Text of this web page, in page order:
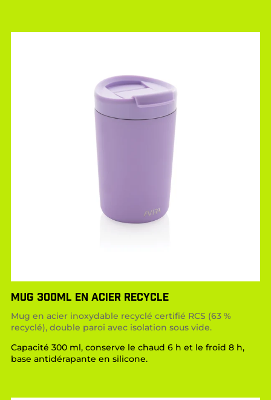
MUG 300ML EN ACIER RECYCLE
Mug en acier inoxydable recyclé certifié RCS (63 %
recyclé), double paroi avec isolation sous vide.
Capacité 300 ml, conserve le chaud 6 h et le froid 8 h,
base antidérapante en silicone.